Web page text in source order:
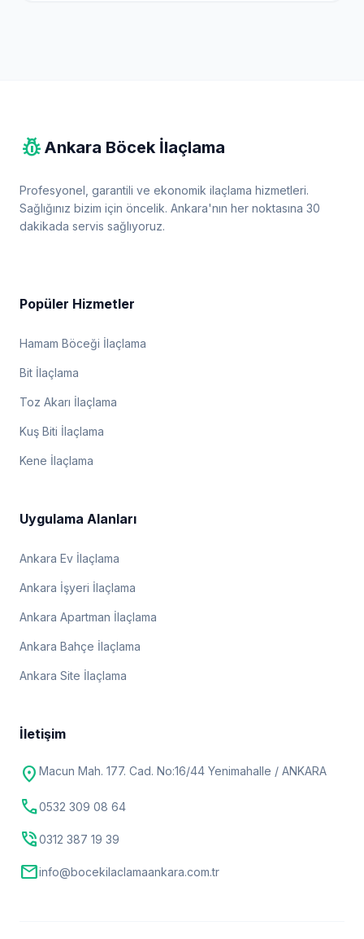
pest_control Ankara Böcek İlaçlama
Profesyonel, garantili ve ekonomik ilaçlama hizmetleri.
Sağlığınız bizim için öncelik. Ankara'nın her noktasına 30
dakikada servis sağlıyoruz.
Popüler Hizmetler
Hamam Böceği İlaçlama
Bit İlaçlama
Toz Akarı İlaçlama
Kuş Biti İlaçlama
Kene İlaçlama
Uygulama Alanları
Ankara Ev İlaçlama
Ankara İşyeri İlaçlama
Ankara Apartman İlaçlama
Ankara Bahçe İlaçlama
Ankara Site İlaçlama
İletişim
location_on Macun Mah. 177. Cad. No:16/44 Yenimahalle / ANKARA
call0532 309 08 64
phone_in_talk0312 387 19 39
mailinfo@bocekilaclamaankara.com.tr